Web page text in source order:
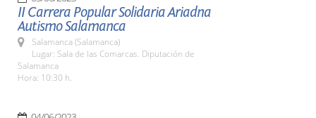
II Carrera Popular Solidaria Ariadna
Autismo Salamanca
Salamanca (Salamanca)
Lugar: Sala de las Comarcas. Diputación de
Salamanca
Hora: 10:30 h.